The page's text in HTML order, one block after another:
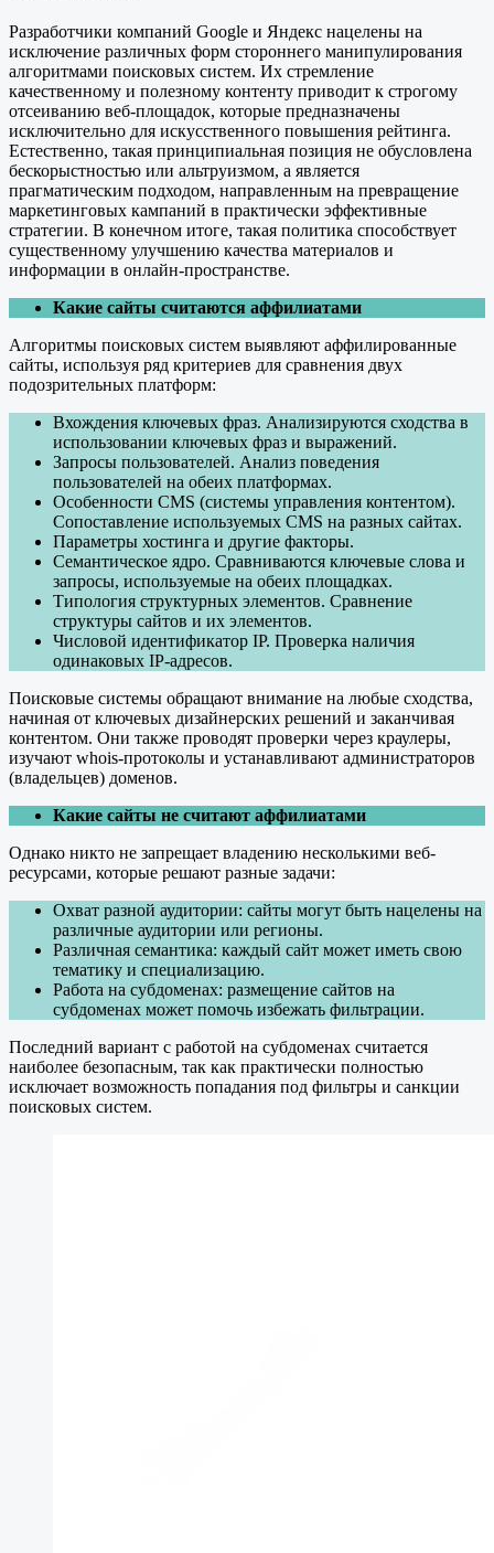
Разработчики компаний Google и Яндекс нацелены на
исключение различных форм стороннего манипулирования
алгоритмами поисковых систем. Их стремление
качественному и полезному контенту приводит к строгому
отсеиванию веб-площадок, которые предназначены
исключительно для искусственного повышения рейтинга.
Естественно, такая принципиальная позиция не обусловлена
бескорыстностью или альтруизмом, а является
прагматическим подходом, направленным на превращение
маркетинговых кампаний в практически эффективные
стратегии. В конечном итоге, такая политика способствует
существенному улучшению качества материалов и
информации в онлайн-пространстве.
Какие сайты считаются аффилиатами
Алгоритмы поисковых систем выявляют аффилированные
сайты, используя ряд критериев для сравнения двух
подозрительных платформ:
Вхождения ключевых фраз. Анализируются сходства в
использовании ключевых фраз и выражений.
Запросы пользователей. Анализ поведения
пользователей на обеих платформах.
Особенности CMS (системы управления контентом).
Сопоставление используемых CMS на разных сайтах.
Параметры хостинга и другие факторы.
Семантическое ядро. Сравниваются ключевые слова и
запросы, используемые на обеих площадках.
Типология структурных элементов. Сравнение
структуры сайтов и их элементов.
Числовой идентификатор IP. Проверка наличия
одинаковых IP-адресов.
Поисковые системы обращают внимание на любые сходства,
начиная от ключевых дизайнерских решений и заканчивая
контентом. Они также проводят проверки через краулеры,
изучают whois-протоколы и устанавливают администраторов
(владельцев) доменов.
Какие сайты не считают аффилиатами
Однако никто не запрещает владению несколькими веб-
ресурсами, которые решают разные задачи:
Охват разной аудитории: сайты могут быть нацелены на
различные аудитории или регионы.
Различная семантика: каждый сайт может иметь свою
тематику и специализацию.
Работа на субдоменах: размещение сайтов на
субдоменах может помочь избежать фильтрации.
Последний вариант с работой на субдоменах считается
наиболее безопасным, так как практически полностью
исключает возможность попадания под фильтры и санкции
поисковых систем.